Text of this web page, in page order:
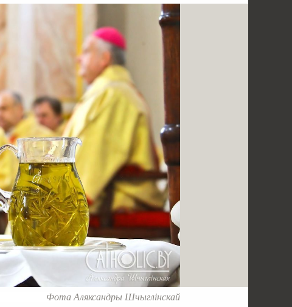
Фота Аляксандры Шчыглінскай